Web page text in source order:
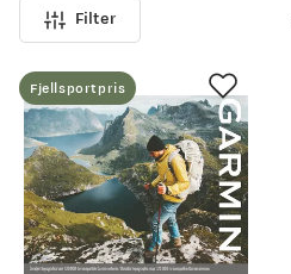
Filter
Fjellsportpris